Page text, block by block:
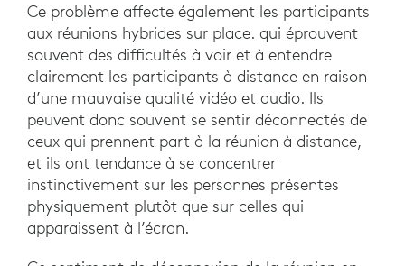
Ce problème affecte également les participants
aux réunions hybrides sur place. qui éprouvent
souvent des difficultés à voir et à entendre
clairement les participants à distance en raison
d’une mauvaise qualité vidéo et audio. Ils
peuvent donc souvent se sentir déconnectés de
ceux qui prennent part à la réunion à distance,
et ils ont tendance à se concentrer
instinctivement sur les personnes présentes
physiquement plutôt que sur celles qui
apparaissent à l’écran.